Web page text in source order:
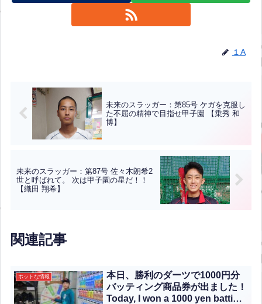
１A
未来のスラッガー：第85号 ケガを克服し
た不屈の精神で目指せ甲子園 【乗秀 和
博】
未来のスラッガー：第87号 佐々木朗希2
世と呼ばれて。 次は甲子園の星だ！！
【織田 翔希】
関連記事
ホットな情報
本日、勝利のダーツで1000円分
バッティング商品券が出ました！
Today, I won a 1000 yen batting